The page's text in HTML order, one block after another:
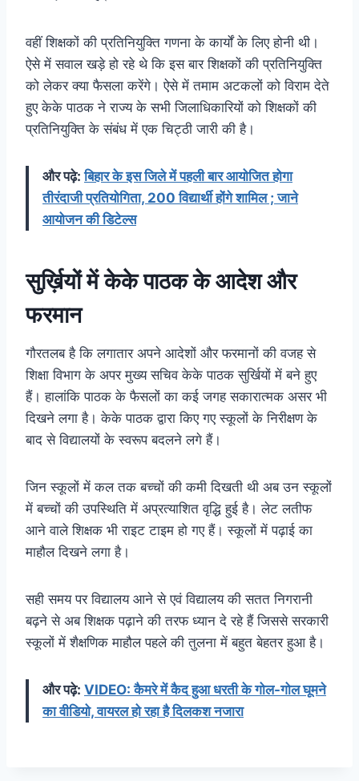
वहीं शिक्षकों की प्रतिनियुक्ति गणना के कार्यों के लिए होनी थी।
ऐसे में सवाल खड़े हो रहे थे कि इस बार शिक्षकों की प्रतिनियुक्ति
को लेकर क्या फैसला करेंगे। ऐसे में तमाम अटकलों को विराम देते
हुए केके पाठक ने राज्य के सभी जिलाधिकारियों को शिक्षकों की
प्रतिनियुक्ति के संबंध में एक चिट्ठी जारी की है।
और पढ़े:बिहार के इस जिले में पहली बार आयोजित होगा
तीरंदाजी प्रतियोगिता, 200 विद्यार्थी होंगे शामिल ; जाने
आयोजन की डिटेल्स
सुर्ख़ियों में केके पाठक के आदेश और
फरमान
गौरतलब है कि लगातार अपने आदेशों और फरमानों की वजह से
शिक्षा विभाग के अपर मुख्य सचिव केके पाठक सुर्खियों में बने हुए
हैं। हालांकि पाठक के फैसलों का कई जगह सकारात्मक असर भी
दिखने लगा है। केके पाठक द्वारा किए गए स्कूलों के निरीक्षण के
बाद से विद्यालयों के स्वरूप बदलने लगे हैं।
जिन स्कूलों में कल तक बच्चों की कमी दिखती थी अब उन स्कूलों
में बच्चों की उपस्थिति में अप्रत्याशित वृद्धि हुई है। लेट लतीफ
आने वाले शिक्षक भी राइट टाइम हो गए हैं। स्कूलों में पढ़ाई का
माहौल दिखने लगा है।
सही समय पर विद्यालय आने से एवं विद्यालय की सतत निगरानी
बढ़ने से अब शिक्षक पढ़ाने की तरफ ध्यान दे रहे हैं जिससे सरकारी
स्कूलों में शैक्षणिक माहौल पहले की तुलना में बहुत बेहतर हुआ है।
और पढ़े: VIDEO: कैमरे में कैद हुआ धरती के गोल-गोल घूमने
का वीडियो, वायरल हो रहा है दिलकश नजारा